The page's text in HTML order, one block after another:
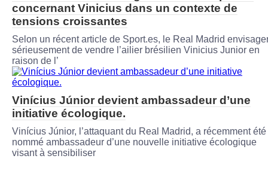
concernant Vinicius dans un contexte de
tensions croissantes
Selon un récent article de Sport.es, le Real Madrid
sérieusement de vendre l’ailier brésilien Vinicius Junior en
raison de l’
Vinícius Júnior devient ambassadeur d’une
initiative écologique.
Vinícius Júnior, l’attaquant du Real Madrid, a récemment été
nommé ambassadeur d’une nouvelle initiative écologique
visant à sensibiliser